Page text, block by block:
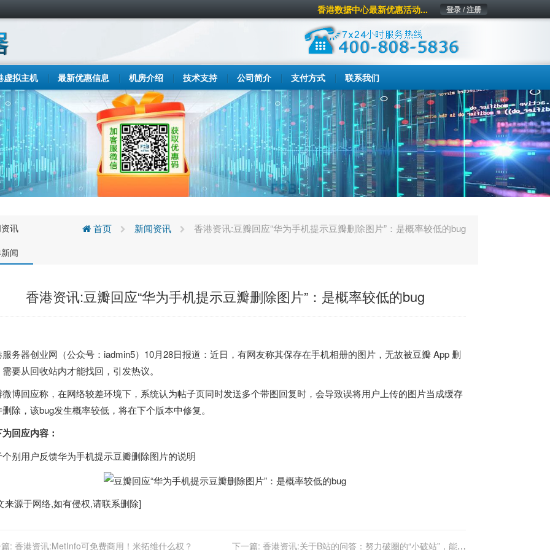
登录 / 注册
香港数据中心最新优惠活动...
虚拟主机 最新优惠信息 机房介绍 技术支持 公司简介 支付方式 联系我们
讯
闻
首页 新闻资讯 香港资讯:豆瓣回应“华为手机提示豆瓣删除图片”：是概率较低的bug
香港资讯:豆瓣回应“华为手机提示豆瓣删除图片”：是概率较低的bug
服务器创业网（公众号：iadmin5）10月28日报道：近日，有网友称其保存在手机相册的图片，无故被豆瓣 App 删
要从回收站内才能找回，引发热议。
微博回应称，在网络较差环境下，系统认为帖子页同时发送多个带图回复时，会导致误将用户上传的图片当成缓存
除，该bug发生概率较低，将在下个版本中修复。
回应内容：
别用户反馈华为手机提示豆瓣删除图片的说明
来源于网络,如有侵权,请联系删除]
: 香港资讯:MetInfo可免费商用！米拓维什么权？ 下一篇: 香港资讯:关于B站的问答：努力破圈的“小破站”，能否